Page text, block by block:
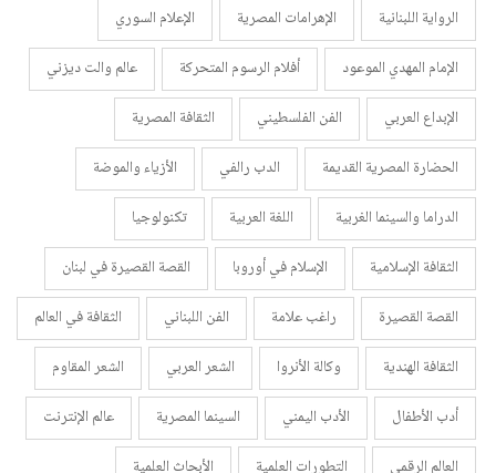
الرواية اللبنانية
الإهرامات المصرية
الإعلام السوري
الإمام المهدي الموعود
أفلام الرسوم المتحركة
عالم والت ديزني
الإبداع العربي
الفن الفلسطيني
الثقافة المصرية
الحضارة المصرية القديمة
الدب رالفي
الأزياء والموضة
الدراما والسينما الغربية
اللغة العربية
تكنولوجيا
الثقافة الإسلامية
الإسلام في أوروبا
القصة القصيرة في لبنان
القصة القصيرة
راغب علامة الفن اللبناني
الثقافة في العالم
الثقافة الهندية
وكالة الأنروا الشعر العربي
الشعر المقاوم
أدب الأطفال
الأدب اليمني السينما المصرية
عالم الإنترنت